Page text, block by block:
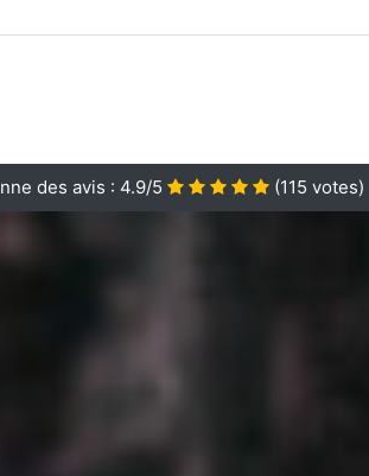
des avis : 4.9/5 (115 votes)